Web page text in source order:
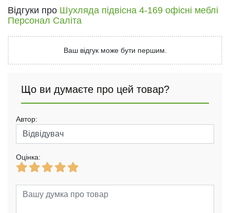
Відгуки про Шухляда підвісна 4-169 офісні меблі
Персонал Саліта
Ваш відгук може бути першим.
Що ви думаєте про цей товар?
Автор:
Оцінка: